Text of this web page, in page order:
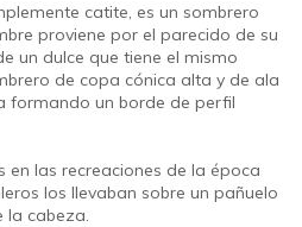
catite, es un sombrero
proviene por el parecido de su
un dulce que tiene el mismo
de copa cónica alta y de ala
formando un borde de perfil
en las recreaciones de la época
los llevaban sobre un pañuelo
la cabeza.